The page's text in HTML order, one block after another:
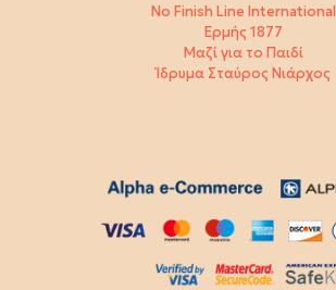
No Finish Line International
Ερμής 1877
Μαζί για το Παιδί
Ίδρυμα Σταύρος Νιάρχος